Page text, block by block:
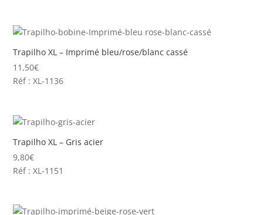
Trapilho XL – Imprimé bleu/rose/blanc cassé
11,50€
Réf : XL-1136
Trapilho XL – Gris acier
9,80€
Réf : XL-1151